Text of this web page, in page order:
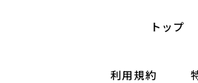
トップ
利用規約